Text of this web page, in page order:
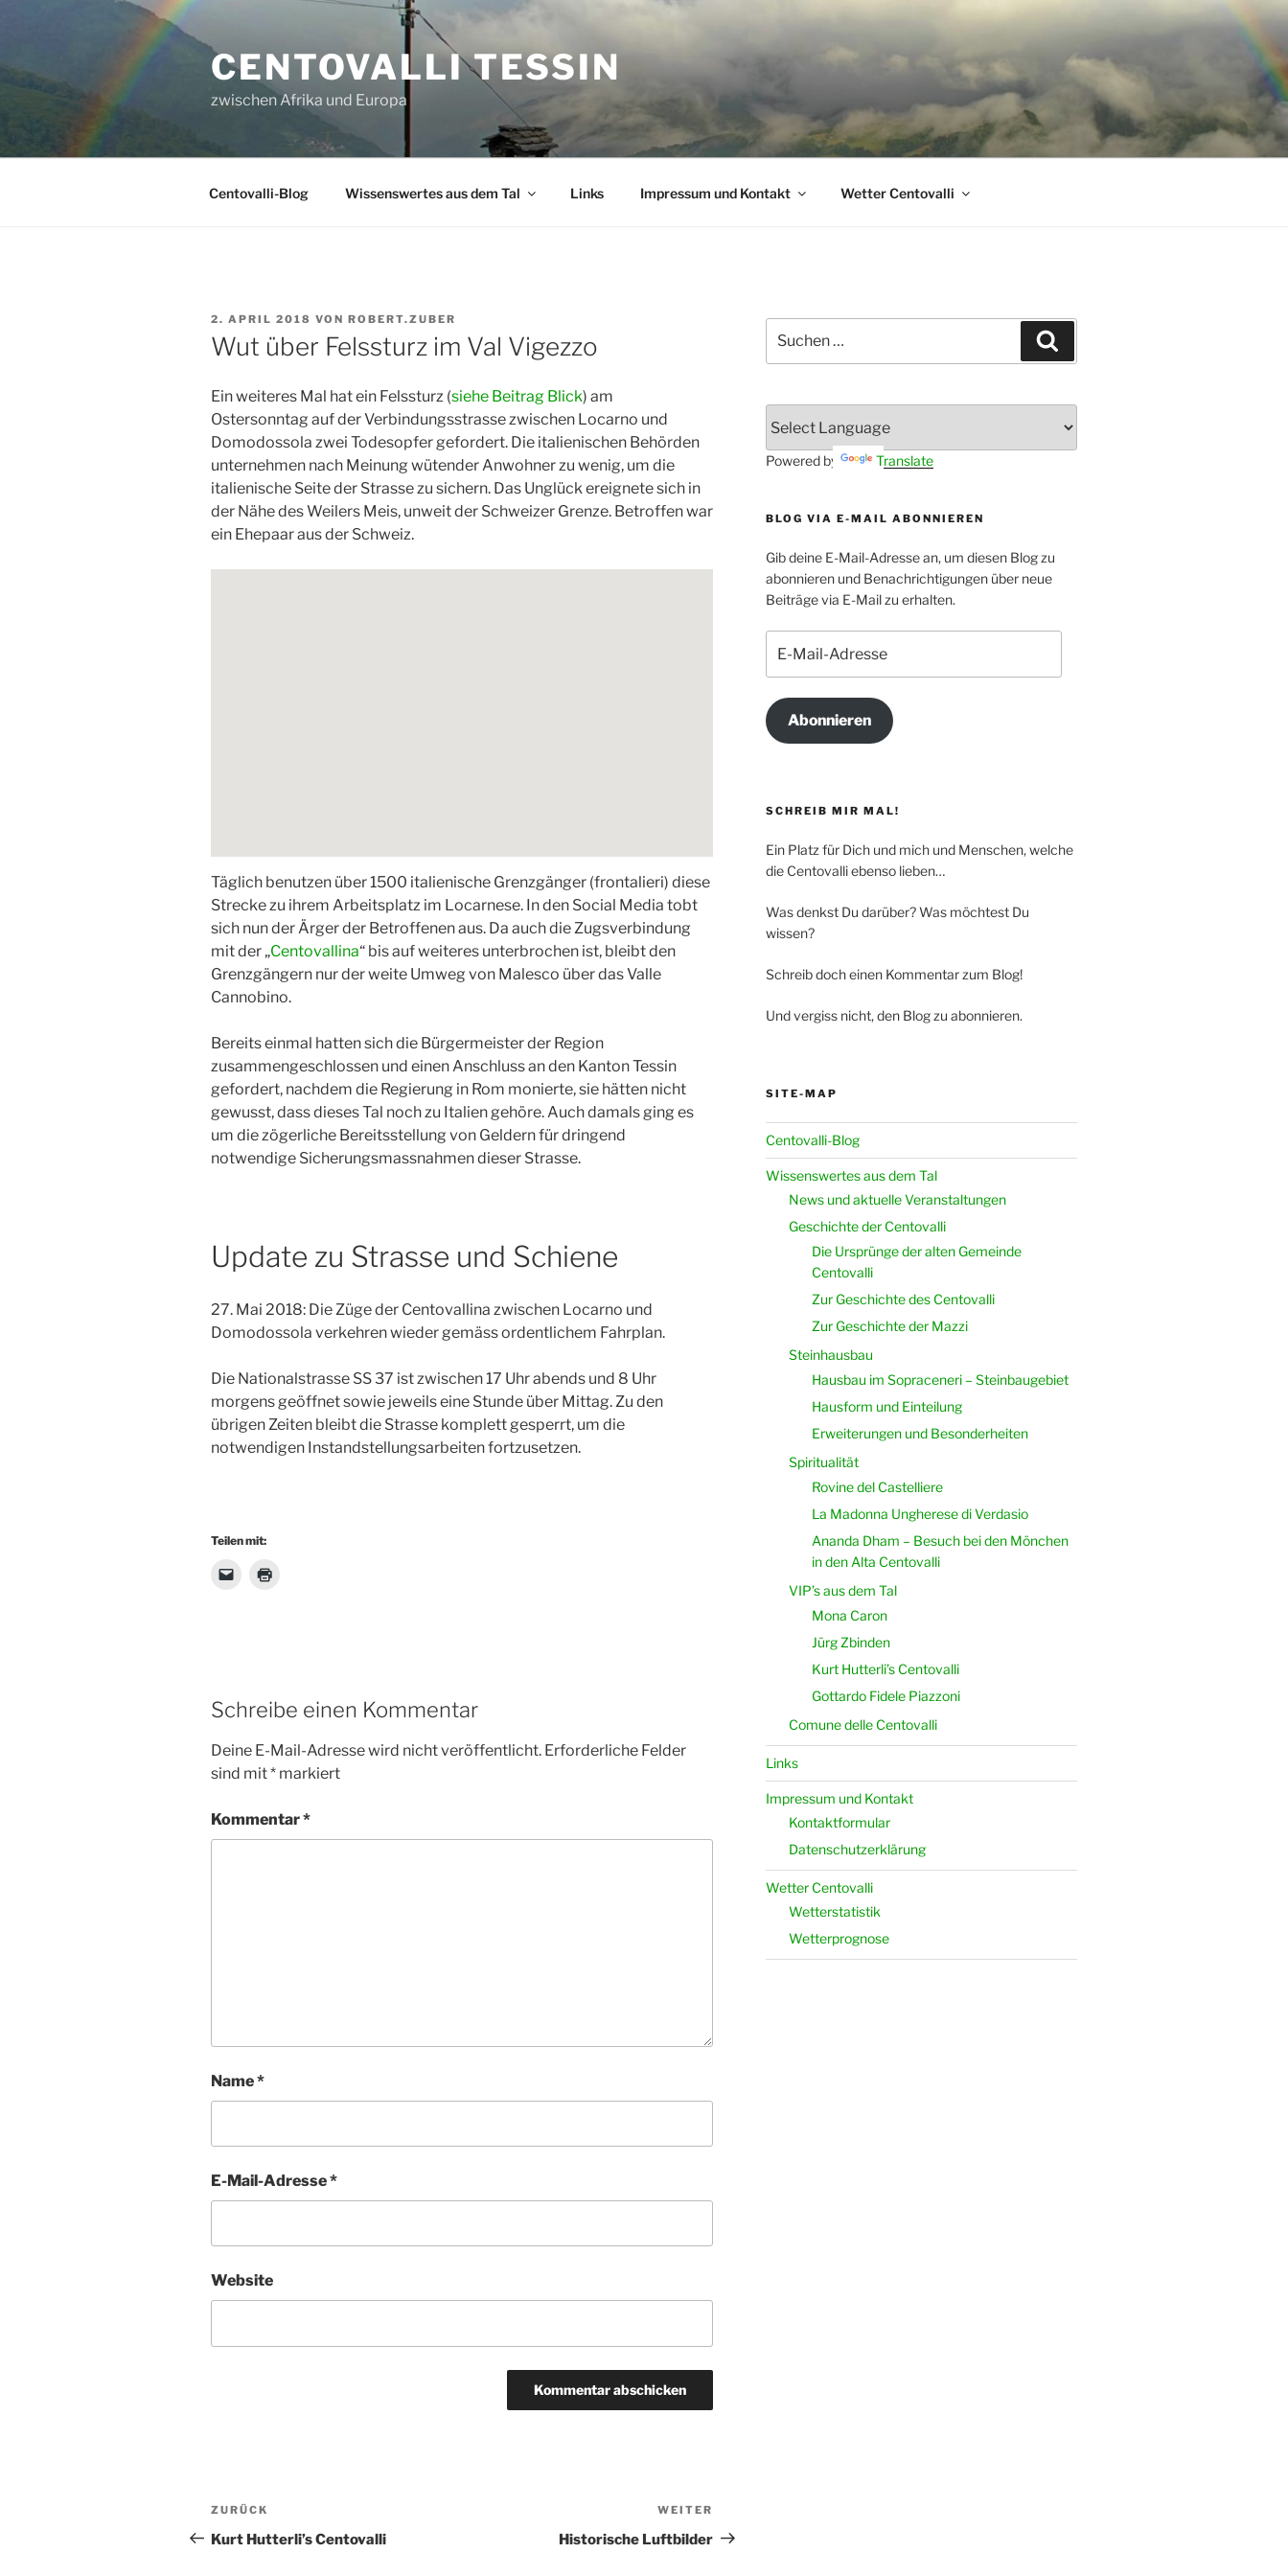
CENTOVALLI TESSIN
zwischen Afrika und Europa
Centovalli-Blog Wissenswertes aus dem Tal Links Impressum und Kontakt Wetter Centovalli
VERÖFFENTLICHT
AM
2. APRIL 2018 VON ROBERT.ZUBER
Wut über Felssturz im Val Vigezzo
Ein weiteres Mal hat ein Felssturz (siehe Beitrag Blick) am
Ostersonntag auf der Verbindungsstrasse zwischen Locarno und
Domodossola zwei Todesopfer gefordert. Die italienischen Behörden
unternehmen nach Meinung wütender Anwohner zu wenig, um die
italienische Seite der Strasse zu sichern. Das Unglück ereignete sich in
der Nähe des Weilers Meis, unweit der Schweizer Grenze. Betroffen war
ein Ehepaar aus der Schweiz.
Täglich benutzen über 1500 italienische Grenzgänger (frontalieri) diese
Strecke zu ihrem Arbeitsplatz im Locarnese. In den Social Media tobt
sich nun der Ärger der Betroffenen aus. Da auch die Zugsverbindung
mit der „Centovallina“ bis auf weiteres unterbrochen ist, bleibt den
Grenzgängern nur der weite Umweg von Malesco über das Valle
Cannobino.
Bereits einmal hatten sich die Bürgermeister der Region
zusammengeschlossen und einen Anschluss an den Kanton Tessin
gefordert, nachdem die Regierung in Rom monierte, sie hätten nicht
gewusst, dass dieses Tal noch zu Italien gehöre. Auch damals ging es
um die zögerliche Bereitsstellung von Geldern für dringend
notwendige Sicherungsmassnahmen dieser Strasse.
Update zu Strasse und Schiene
27. Mai 2018: Die Züge der Centovallina zwischen Locarno und
Domodossola verkehren wieder gemäss ordentlichem Fahrplan.
Die Nationalstrasse SS 37 ist zwischen 17 Uhr abends und 8 Uhr
morgens geöffnet sowie jeweils eine Stunde über Mittag. Zu den
übrigen Zeiten bleibt die Strasse komplett gesperrt, um die
notwendigen Instandstellungsarbeiten fortzusetzen.
Teilen mit:
Schreibe einen Kommentar
Deine E-Mail-Adresse wird nicht veröffentlicht. Erforderliche Felder
sind mit* markiert
Kommentar*
Name*
E-Mail-Adresse*
Website
Beitragsnavigation
Vorheriger
Beitrag
ZURÜCK
Kurt Hutterli’s Centovalli
Beitrag
WEITER
Historische Luftbilder
nach:
Powered by Translate
BLOG VIA E-MAIL ABONNIEREN
Gib deine E-Mail-Adresse an, um diesen Blog zu
abonnieren und Benachrichtigungen über neue
Beiträge via E-Mail zu erhalten.
Mail-
Adresse
Abonnieren
SCHREIB MIR MAL!
Ein Platz für Dich und mich und Menschen, welche
die Centovalli ebenso lieben…
Was denkst Du darüber? Was möchtest Du
wissen?
Schreib doch einen Kommentar zum Blog!
Und vergiss nicht, den Blog zu abonnieren.
SITE-MAP
Centovalli-Blog
Wissenswertes aus dem Tal
News und aktuelle Veranstaltungen
Geschichte der Centovalli
Die Ursprünge der alten Gemeinde
Centovalli
Zur Geschichte des Centovalli
Zur Geschichte der Mazzi
Steinhausbau
Hausbau im Sopraceneri – Steinbaugebiet
Hausform und Einteilung
Erweiterungen und Besonderheiten
Spiritualität
Rovine del Castelliere
La Madonna Ungherese di Verdasio
Ananda Dham – Besuch bei den Mönchen
in den Alta Centovalli
VIP’s aus dem Tal
Mona Caron
Jürg Zbinden
Kurt Hutterli’s Centovalli
Gottardo Fidele Piazzoni
Comune delle Centovalli
Links
Impressum und Kontakt
Kontaktformular
Datenschutzerklärung
Wetter Centovalli
Wetterstatistik
Wetterprognose